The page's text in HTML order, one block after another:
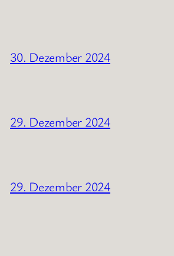
30. Dezember 2024
29. Dezember 2024
29. Dezember 2024